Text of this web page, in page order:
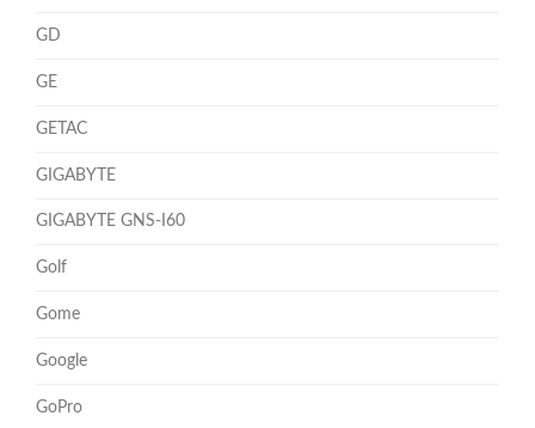
GD
GE
GETAC
GIGABYTE
GIGABYTE GNS-I60
Golf
Gome
Google
GoPro